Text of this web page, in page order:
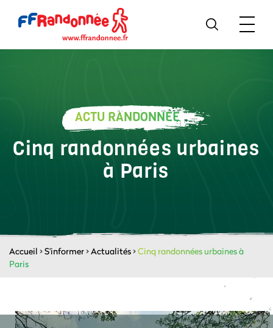
ACTU RANDONNÉE
Cinq randonnées urbaines
à Paris
Accueil >S'informer>Actualités>Cinq randonnées urbaines à
Paris